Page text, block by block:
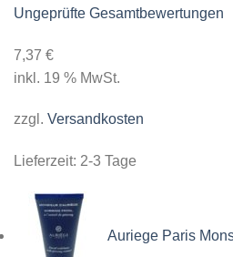
Ungeprüfte Gesamtbewertungen
7,37 €
inkl. 19 % MwSt.
zzgl. Versandkosten
Lieferzeit: 2-3 Tage
Auriege Paris